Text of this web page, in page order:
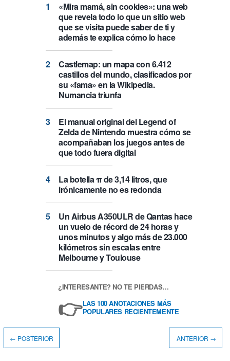
«Mira mamá, sin cookies»: una web
que revela todo lo que un sitio web
que se visita puede saber de ti y
además te explica cómo lo hace
Castlemap: un mapa con 6.412
castillos del mundo, clasificados por
su «fama» en la Wikipedia.
Numancia triunfa
El manual original del Legend of
Zelda de Nintendo muestra cómo se
acompañaban los juegos antes de
que todo fuera digital
La botella π de 3,14 litros, que
irónicamente no es redonda
Un Airbus A350ULR de Qantas hace
un vuelo de récord de 24 horas y
unos minutos y algo más de 23.000
kilómetros sin escalas entre
Melbourne y Toulouse
¿INTERESANTE? NO TE PIERDAS…
👉LAS 100 ANOTACIONES MÁS
POPULARES RECIENTEMENTE
← POSTERIOR ANTERIOR →